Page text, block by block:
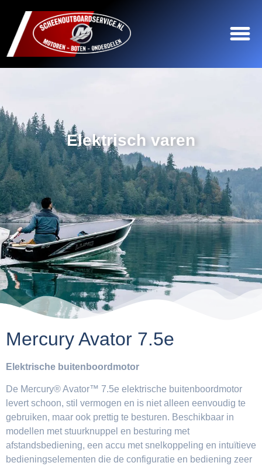
Elektrisch varen
Mercury Avator 7.5e
Elektrische buitenboordmotor
De Mercury® Avator™ 7.5e elektrische buitenboordmotor
levert schoon, stil vermogen en is niet alleen eenvoudig te
gebruiken, maar ook prettig te besturen. Beschikbaar in
modellen met stuurknuppel en besturing met
afstandsbediening, een accu met snelkoppeling en intuïtieve
bedieningselementen die de configuratie en bediening zeer